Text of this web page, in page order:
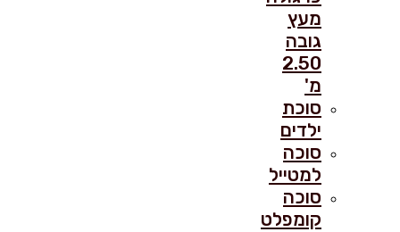
מעץ
גובה
2.50
מ'
סוכת
ילדים
סוכה
למטייל
סוכה
קומפלט